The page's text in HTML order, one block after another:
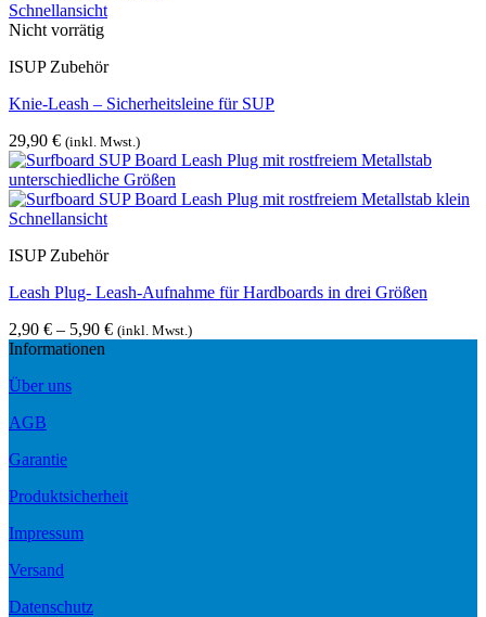
Schnellansicht
Nicht vorrätig
ISUP Zubehör
Knie-Leash – Sicherheitsleine für SUP
29,90 € (inkl. Mwst.)
Schnellansicht
ISUP Zubehör
Leash Plug- Leash-Aufnahme für Hardboards in drei Größen
2,90 € – 5,90 € (inkl. Mwst.)
Informationen
Über uns
AGB
Garantie
Produktsicherheit
Impressum
Versand
Datenschutz